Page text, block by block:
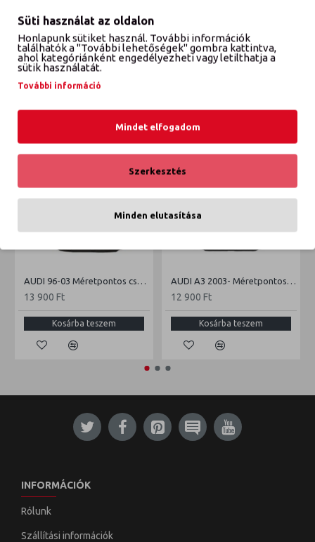
VÉLEMÉNYEK
AUDI 96-03 Méretpontos csomagtértálca
13 900 Ft
Kosárba teszem
AUDI A3 2003- Méretpontos csomagtértálca
12 900 Ft
Kosárba teszem
INFORMÁCIÓK
Rólunk
Szállítási információk
Süti használat az oldalon
Honlapunk sütiket használ. További információk
találhatók a "További lehetőségek" gombra kattintva,
ahol kategóriánként engedélyezheti vagy letilthatja a
sütik használatát.
További információ
Mindet elfogadom
Szerkesztés
Minden elutasítása